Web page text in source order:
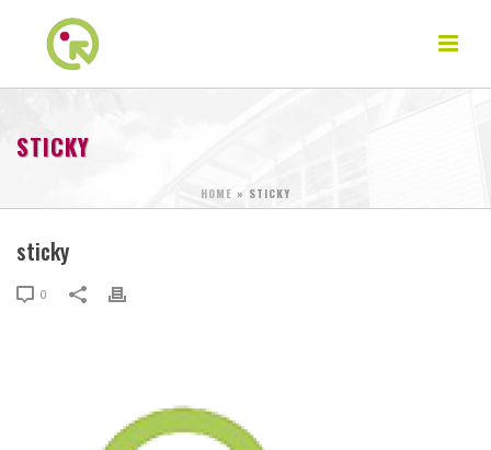
STICKY
HOME » STICKY
sticky
0